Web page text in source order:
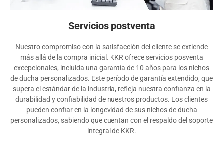
Servicios postventa
Nuestro compromiso con la satisfacción del cliente se extiende
más allá de la compra inicial. KKR ofrece servicios posventa
excepcionales, incluida una garantía de 10 años para los nichos
de ducha personalizados. Este período de garantía extendido, que
supera el estándar de la industria, refleja nuestra confianza en la
durabilidad y confiabilidad de nuestros productos. Los clientes
pueden confiar en la longevidad de sus nichos de ducha
personalizados, sabiendo que cuentan con el respaldo del soporte
integral de KKR.